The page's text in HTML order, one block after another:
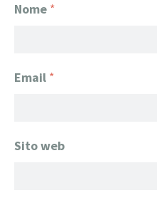
Nome *
Email *
Sito web